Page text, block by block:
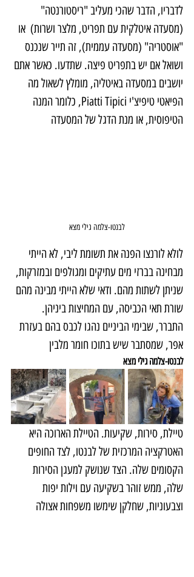
לדבריו, הדבר שהכי מעליב "ריסטורנטה"
(מסעדה איטלקית עם תפריט, מלצר ושרות)  או
"אוסטריה" (מסעדה עממית), זה תייר שנכנס
ושואל אם יש בתפריט פיצה. שתדעו. כאשר אתם
יושבים במסעדה באיטליה, מומלץ לשאול מה
הפיאטי טיפיצ'י Piatti Tipici, כלומר המנה
הטיפוסית, או מנת הדגל של המסעדה
לבנטו-צלמה גילי מצא
לולא לורנצו הפנה את תשומת ליבי, לא הייתי
מבחינה בברזי מים עתיקים ומגולפים ובמזרקות,
שניתן לשתות מהם. ודאי שלא הייתי מבינה מהם
שורת תאי הכביסה, עם המחיצות ביניהן.
התברר, שבימי הביניים נהגו לכבס בהם בעזרת
אפר, שמסתבר שיש בתוכו חומר מלבין
לבנטו-צלמה גילי מצא
טיילת, סירות, שקיעות. הטיילת הארוכה היא
האטרקציה המרכזית של לבנטו, לצד החופים
הקסומים שלה. הצד שנושק למעגן הסירות
שלה, ממש זוהר בשקיעה עם וילות יפות
וצבעוניות, שחלקן שימשו משפחות אצולה